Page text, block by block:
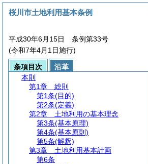
桜川市土地利用基本条例
平成30年6月15日 条例第33号
(令和7年4月1日施行)
条項目次
沿革
本則
第1章
総則
第1条(目的)
第2条(定義)
第2章
土地利用の基本理念
第3条(基本原理)
第4条(基本原則)
第5条(解釈)
第3章
土地利用基本計画
第6条